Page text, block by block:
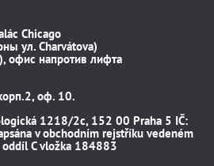
Chicago
ул. Charvátova)
офис напротив лифта
оф. 10.
1218/2c, 152 00 Praha 5 IČ:
v obchodním rejstříku vedeném
oddíl C vložka 184883